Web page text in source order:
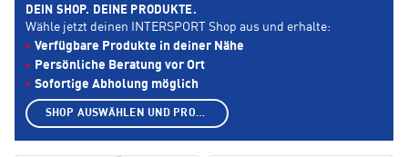
DEIN SHOP. DEINE PRODUKTE.
Wähle jetzt deinen INTERSPORT Shop aus und erhalte:
Verfügbare Produkte in deiner Nähe
Persönliche Beratung vor Ort
Sofortige Abholung möglich
SHOP AUSWÄHLEN UND PRODUKTE ANZEIGEN